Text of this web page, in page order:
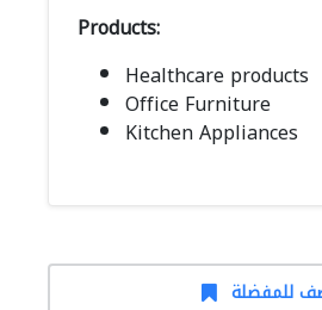
Products:
Healthcare products
Office Furniture
Kitchen Appliances
للمفضلة